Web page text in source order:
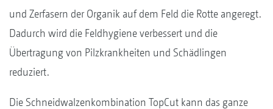
und Zerfasern der Organik auf dem Feld die Rotte angeregt.
Dadurch wird die Feldhygiene verbessert und die
Übertragung von Pilzkrankheiten und Schädlingen
reduziert.
Die Schneidwalzenkombination TopCut kann das ganze